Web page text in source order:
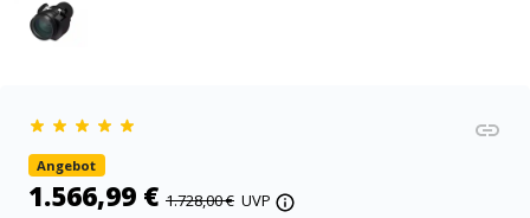
Angebot
1.566,99 € 1.728,00 € UVP